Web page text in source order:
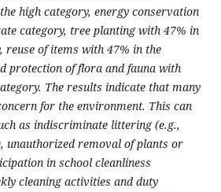
high category, energy conservation
category, tree planting with 47% in
reuse of items with 47% in the
protection of flora and fauna with
The results indicate that many
for the environment. This can
as indiscriminate littering (e.g.,
unauthorized removal of plants or
in school cleanliness
cleaning activities and duty